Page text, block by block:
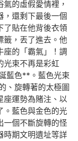
的虛假愛情裡，
，還剩下最後一個
了貼在他背後衣領
籤，丟了進去。他
座的「霸氣」！調
光束不再是彩虹
藍色**。藍色光束
、旋轉著的太極圖
座運勢為賭注、以
。藍色與金色的光
一個不斷旋轉的怪
時期文明遺址等詳